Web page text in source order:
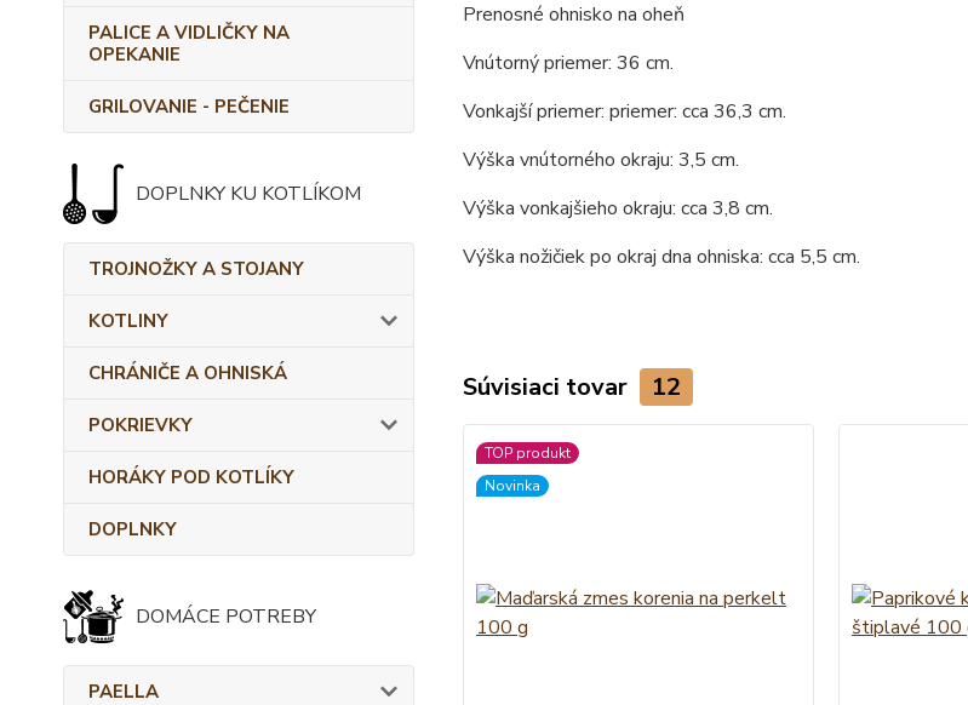
PALICE A VIDLIČKY NA
OPEKANIE
GRILOVANIE - PEČENIE
DOPLNKY KU KOTLÍKOM
TROJNOŽKY A STOJANY
KOTLINY
CHRÁNIČE A OHNISKÁ
POKRIEVKY
HORÁKY POD KOTLÍKY
DOPLNKY
DOMÁCE POTREBY
PAELLA
Prenosné ohnisko na oheň
Vnútorný priemer: 36 cm.
Vonkajší priemer: priemer: cca 36,3 cm.
Výška vnútorného okraju: 3,5 cm.
Výška vonkajšieho okraju: cca 3,8 cm.
Výška nožičiek po okraj dna ohniska: cca 5,5 cm.
Súvisiaci tovar 12
TOP produkt
Novinka